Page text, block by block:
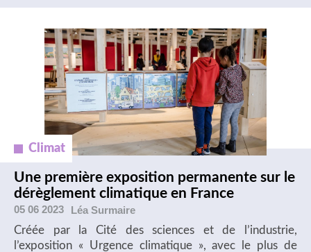
Climat
Une première exposition permanente sur le
dérèglement climatique en France
05 06 2023 Léa Surmaire
Créée par la Cité des sciences et de l’industrie,
l’exposition « Urgence climatique », avec le plus de